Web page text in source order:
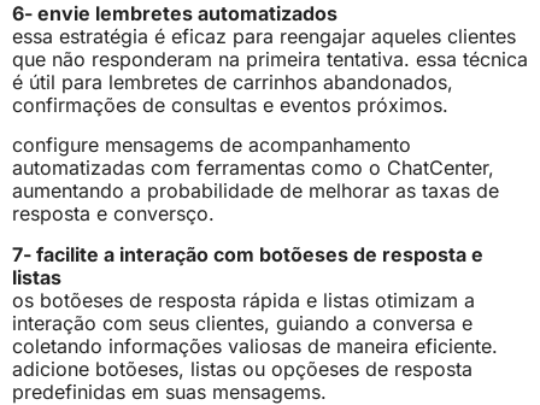
6- envie lembretes automatizados
essa estratégia é eficaz para reengajar aqueles clientes
que não responderam na primeira tentativa. essa técnica
é útil para lembretes de carrinhos abandonados,
confirmações de consultas e eventos próximos.
configure mensagems de acompanhamento
automatizadas com ferramentas como o ChatCenter,
aumentando a probabilidade de melhorar as taxas de
resposta e conversço.
7- facilite a interação com botõeses de resposta e
listas
os botõeses de resposta rápida e listas otimizam a
interação com seus clientes, guiando a conversa e
coletando informações valiosas de maneira eficiente.
adicione botõeses, listas ou opçõeses de resposta
predefinidas em suas mensagems.